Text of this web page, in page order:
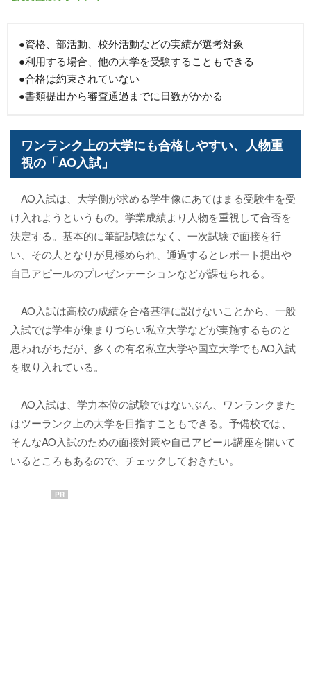
●資格、部活動、校外活動などの実績が選考対象
●利用する場合、他の大学を受験することもできる
●合格は約束されていない
●書類提出から審査通過までに日数がかかる
ワンランク上の大学にも合格しやすい、人物重
視の「AO入試」
AO入試は、大学側が求める学生像にあてはまる受験生を受
け入れようというもの。学業成績より人物を重視して合否を
決定する。基本的に筆記試験はなく、一次試験で面接を行
い、その人となりが見極められ、通過するとレポート提出や
自己アピールのプレゼンテーションなどが課せられる。
AO入試は高校の成績を合格基準に設けないことから、一般
入試では学生が集まりづらい私立大学などが実施するものと
思われがちだが、多くの有名私立大学や国立大学でもAO入試
を取り入れている。
AO入試は、学力本位の試験ではないぶん、ワンランクまた
はツーランク上の大学を目指すこともできる。予備校では、
そんなAO入試のための面接対策や自己アピール講座を開いて
いるところもあるので、チェックしておきたい。
PR